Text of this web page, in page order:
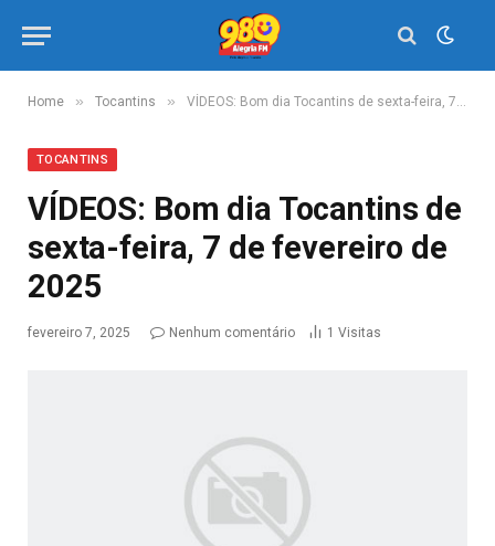
Home » Tocantins » VÍDEOS: Bom dia Tocantins de sexta-feira, 7 de fevereiro de 2025
TOCANTINS
VÍDEOS: Bom dia Tocantins de
sexta-feira, 7 de fevereiro de
2025
fevereiro 7, 2025 Nenhum comentário 1 Visitas